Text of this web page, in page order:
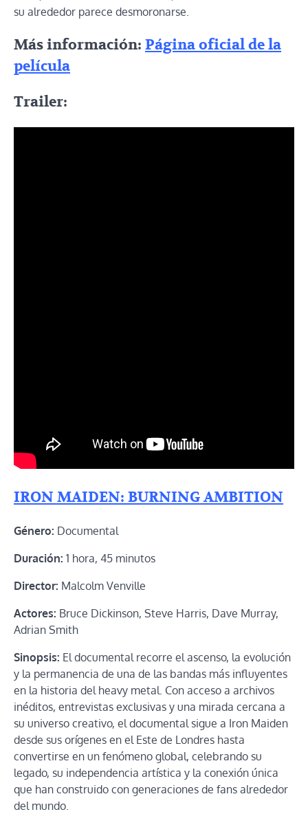
su alrededor parece desmoronarse.
Más información: Página oficial de la
película
Trailer:
IRON MAIDEN: BURNING AMBITION
Género: Documental
Duración: 1 hora, 45 minutos
Director: Malcolm Venville
Actores: Bruce Dickinson, Steve Harris, Dave Murray,
Adrian Smith
Sinopsis: El documental recorre el ascenso, la evolución
y la permanencia de una de las bandas más influyentes
en la historia del heavy metal. Con acceso a archivos
inéditos, entrevistas exclusivas y una mirada cercana a
su universo creativo, el documental sigue a Iron Maiden
desde sus orígenes en el Este de Londres hasta
convertirse en un fenómeno global, celebrando su
legado, su independencia artística y la conexión única
que han construido con generaciones de fans alrededor
del mundo.